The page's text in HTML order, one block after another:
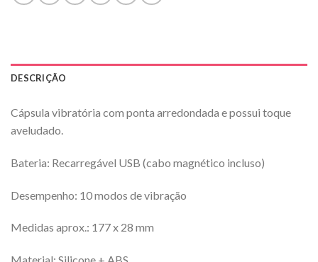
DESCRIÇÃO
Cápsula vibratória com ponta arredondada e possui toque
aveludado.
Bateria: Recarregável USB (cabo magnético incluso)
Desempenho: 10 modos de vibração
Medidas aprox.: 177 x 28 mm